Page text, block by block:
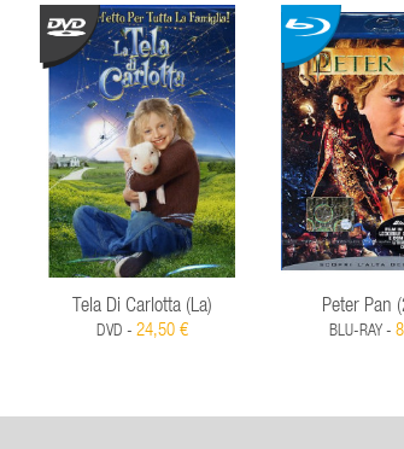
Tela Di Carlotta (La)
DVD - 24,50 €
Peter Pan
BLU-RAY -